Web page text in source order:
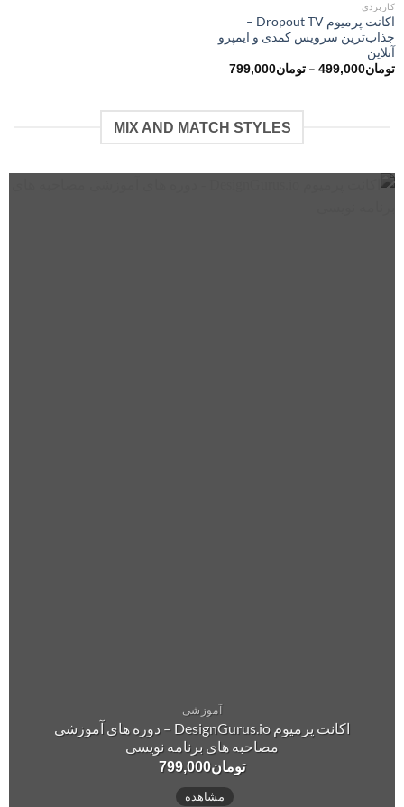
کاربردی
اکانت پرمیوم Dropout TV –
جذاب‌ترین سرویس کمدی و ایمپرو
آنلاین
تومان499,000
– تومان799,000محدوده
تومان799,000
MIX AND MATCH STYLES
آموزشی
اکانت پرمیوم DesignGurus.io – دوره ‌های آموزشی
مصاحبه ‌های برنامه نویسی
تومان799,000
مشاهده